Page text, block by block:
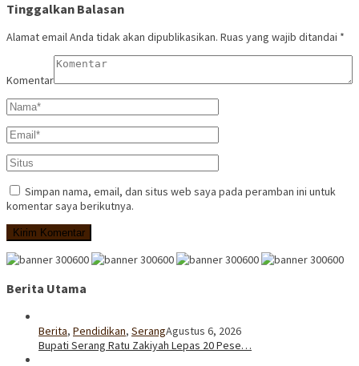
Tinggalkan Balasan
Alamat email Anda tidak akan dipublikasikan. Ruas yang wajib ditandai *
Komentar
Simpan nama, email, dan situs web saya pada peramban ini untuk
komentar saya berikutnya.
Berita Utama
Berita, Pendidikan, SerangAgustus 6, 2026
Bupati Serang Ratu Zakiyah Lepas 20 Pese…